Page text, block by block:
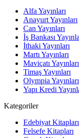
Alfa Yayınları
Anayurt Yayınları
Can Yayınları
İş Bankası
İthaki Yayınları
Martı Yayınları
Maviçatı Yayınları
Timaş Yayınları
Olympia Yayınları
Yapı Kredi
Kategoriler
Edebiyat Kitapları
Felsefe Kitapları